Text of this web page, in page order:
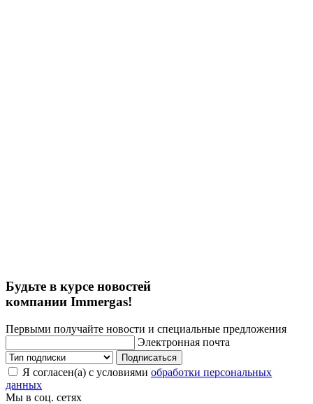
Будьте в курсе новостей
компании Immergas!
Первыми получайте новости и специальные предложения
Электронная почта
Подписаться
Я согласен(а) с условиями обработки персональных
данных
Мы в соц. сетях